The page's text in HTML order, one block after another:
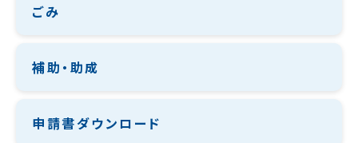
ごみ
補助・助成
申請書ダウンロード